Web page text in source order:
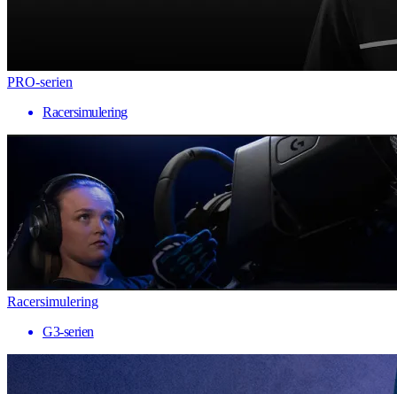
PRO-serien
Racersimulering
Racersimulering
G3-serien